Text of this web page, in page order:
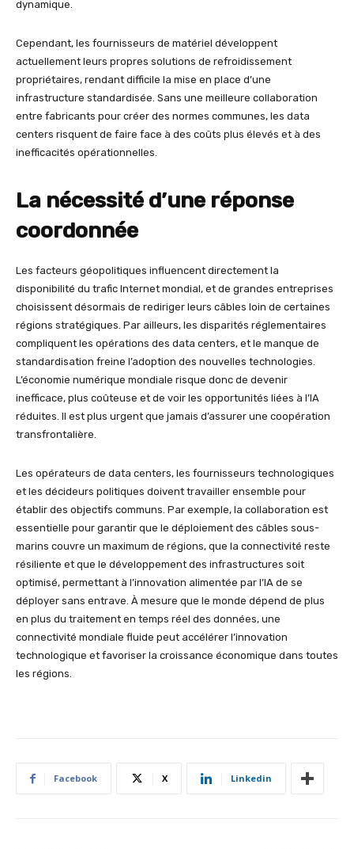
dynamique.
Cependant, les fournisseurs de matériel développent
actuellement leurs propres solutions de refroidissement
propriétaires, rendant difficile la mise en place d’une
infrastructure standardisée. Sans une meilleure collaboration
entre fabricants pour créer des normes communes, les data
centers risquent de faire face à des coûts plus élevés et à des
inefficacités opérationnelles.
La nécessité d’une réponse
coordonnée
Les facteurs géopolitiques influencent directement la
disponibilité du trafic Internet mondial, et de grandes entreprises
choisissent désormais de rediriger leurs câbles loin de certaines
régions stratégiques. Par ailleurs, les disparités réglementaires
compliquent les opérations des data centers, et le manque de
standardisation freine l’adoption des nouvelles technologies.
L’économie numérique mondiale risque donc de devenir
inefficace, plus coûteuse et de voir les opportunités liées à l’IA
réduites. Il est plus urgent que jamais d’assurer une coopération
transfrontalière.
Les opérateurs de data centers, les fournisseurs technologiques
et les décideurs politiques doivent travailler ensemble pour
établir des objectifs communs. Par exemple, la collaboration est
essentielle pour garantir que le déploiement des câbles sous-
marins couvre un maximum de régions, que la connectivité reste
résiliente et que le développement des infrastructures soit
optimisé, permettant à l’innovation alimentée par l’IA de se
déployer sans entrave. À mesure que le monde dépend de plus
en plus du traitement en temps réel des données, une
connectivité mondiale fluide peut accélérer l’innovation
technologique et favoriser la croissance économique dans toutes
les régions.
Facebook X Linkedin